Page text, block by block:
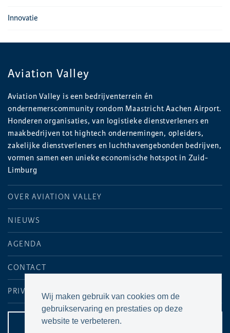
Wij maken gebruik van cookies om de
gebruikservaring en prestaties op deze
website te verbeteren.
Innovatie
Aviation Valley
Aviation Valley is een bedrijventerrein én
ondernemerscommunity rondom Maastricht Aachen Airport.
Honderen organisaties, van logistieke dienstverleners en
maakbedrijven tot hightech ondernemingen, opleiders,
zakelijke dienstverleners en luchthavengebonden bedrijven,
vormen samen een unieke economische hotspot in Zuid-
Limburg
OVER AVIATION VALLEY
NIEUWS
AGENDA
CONTACT
PRIVACYVERKLARING
CONTACTPAGINA